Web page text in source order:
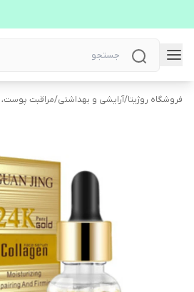
فروشگاه روژیتا/آرایشی و بهداشتی/مراقبت